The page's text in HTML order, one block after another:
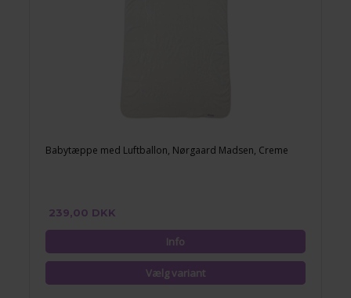
Babytæppe med Luftballon, Nørgaard Madsen, Creme
239,00 DKK